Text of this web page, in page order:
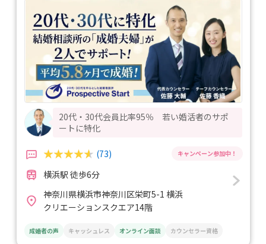
20代・30代会員比率95％ 若い婚活者のサポ
ートに特化
(73)
横浜駅 徒歩6分
神奈川県横浜市神奈川区栄町5-1 横浜
クリエーションスクエア14階
成婚者の声 キャッシュレス オンライン面談 カウンセラー資格